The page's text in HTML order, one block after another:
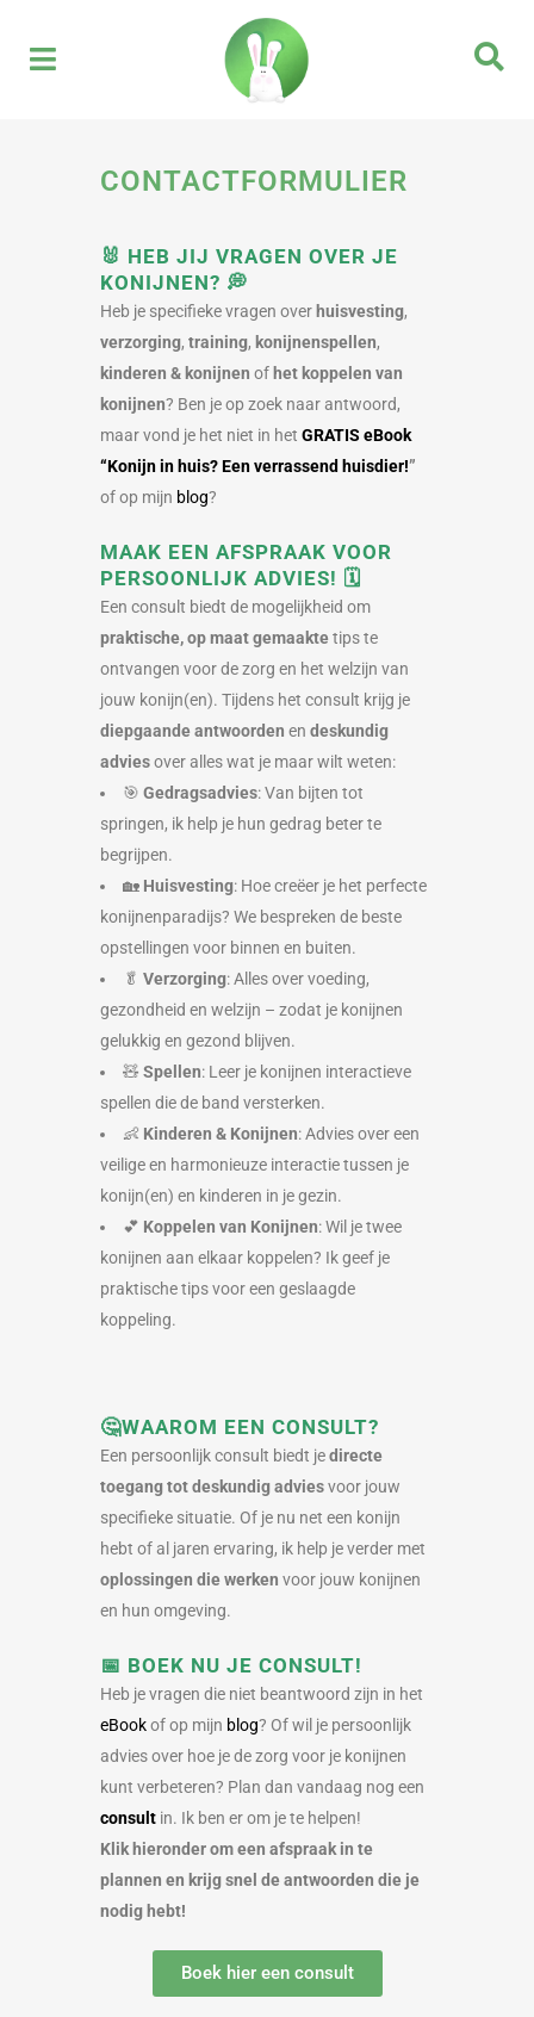
CONTACTFORMULIER
🐰 HEB JIJ VRAGEN OVER JE
KONIJNEN? 💭
Heb je specifieke vragen over huisvesting,
verzorging, training, konijnenspellen,
kinderen & konijnen of het koppelen van
konijnen? Ben je op zoek naar antwoord,
maar vond je het niet in het GRATIS eBook
“Konijn in huis? Een verrassend huisdier!”
of op mijn blog?
MAAK EEN AFSPRAAK VOOR
PERSOONLIJK ADVIES! 🗓️
Een consult biedt de mogelijkheid om
praktische, op maat gemaaktetips te
ontvangen voor de zorg en het welzijn van
jouw konijn(en). Tijdens het consult krijg je
diepgaande antwoorden en deskundig
adviesover alles wat je maar wilt weten:
🎯 Gedragsadvies: Van bijten tot
springen, ik help je hun gedrag beter te
begrijpen.
🏡 Huisvesting: Hoe creëer je het perfecte
konijnenparadijs? We bespreken de beste
opstellingen voor binnen en buiten.
🥬 Verzorging: Alles over voeding,
gezondheid en welzijn – zodat je konijnen
gelukkig en gezond blijven.
🧸 Spellen: Leer je konijnen interactieve
spellen die de band versterken.
👶 Kinderen & Konijnen: Advies over een
veilige en harmonieuze interactie tussen je
konijn(en) en kinderen in je gezin.
💕 Koppelen van Konijnen: Wil je twee
konijnen aan elkaar koppelen? Ik geef je
praktische tips voor een geslaagde
koppeling.
🤔WAAROM EEN CONSULT?
Een persoonlijk consult biedt jedirecte
toegang tot deskundig adviesvoor jouw
specifieke situatie. Of je nu net een konijn
hebt of al jaren ervaring, ik help je verder met
oplossingen die werken voor jouw konijnen
en hun omgeving.
📅 BOEK NU JE CONSULT!
Heb je vragen die niet beantwoord zijn in het
eBookof op mijn blog? Of wil je persoonlijk
advies over hoe je de zorg voor je konijnen
kunt verbeteren? Plan dan vandaag nog een
consult in. Ik ben er om je te helpen!
Klik hieronder om een afspraak in te
plannen en krijg snel de antwoorden die je
nodig hebt!
Boek hier een consult